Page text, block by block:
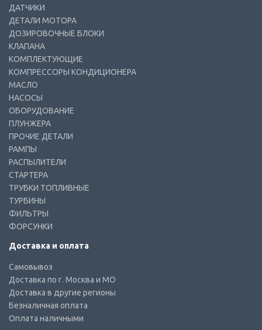
ДАТЧИКИ
ДЕТАЛИ МОТОРА
ДОЗИРОВОЧНЫЕ БЛОКИ
КЛАПАНА
КОМПЛЕКТУЮЩИЕ
КОМПРЕССОРЫ КОНДИЦИОНЕРА
МАСЛО
НАСОСЫ
ОБОРУДОВАНИЕ
ПЛУНЖЕРА
ПРОЧИЕ ДЕТАЛИ
РАМПЫ
РАСПЫЛИТЕЛИ
СТАРТЕРА
ТРУБКИ ТОПЛИВНЫЕ
ТУРБИНЫ
ФИЛЬТРЫ
ФОРСУНКИ
Доставка и оплата
Самовывоз
Доставка по г. Москва и МО
Доставка в другие регионы
Безналичная оплата
Оплата наличными